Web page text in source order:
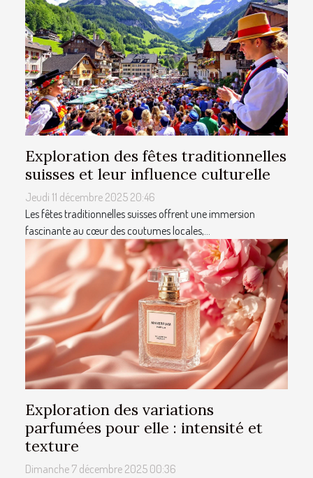
Exploration des fêtes traditionnelles
suisses et leur influence culturelle
Jeudi 11 décembre 2025 20:46
Les fêtes traditionnelles suisses offrent une immersion
fascinante au cœur des coutumes locales,...
Exploration des variations
parfumées pour elle : intensité et
texture
Dimanche 7 décembre 2025 00:36